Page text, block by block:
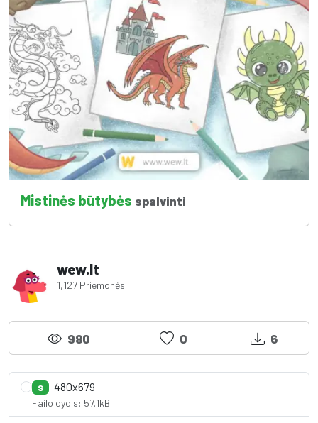
Mistinės būtybės spalvinti
wew.lt
1,127 Priemonės
980 0 6
S 480x679
Failo dydis: 57.1kB